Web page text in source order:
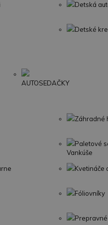
Detská
Detské
AUTOSEDAČKY
Záhradné
Paletové
Vankúše
Kvetináče
Fóliovníky